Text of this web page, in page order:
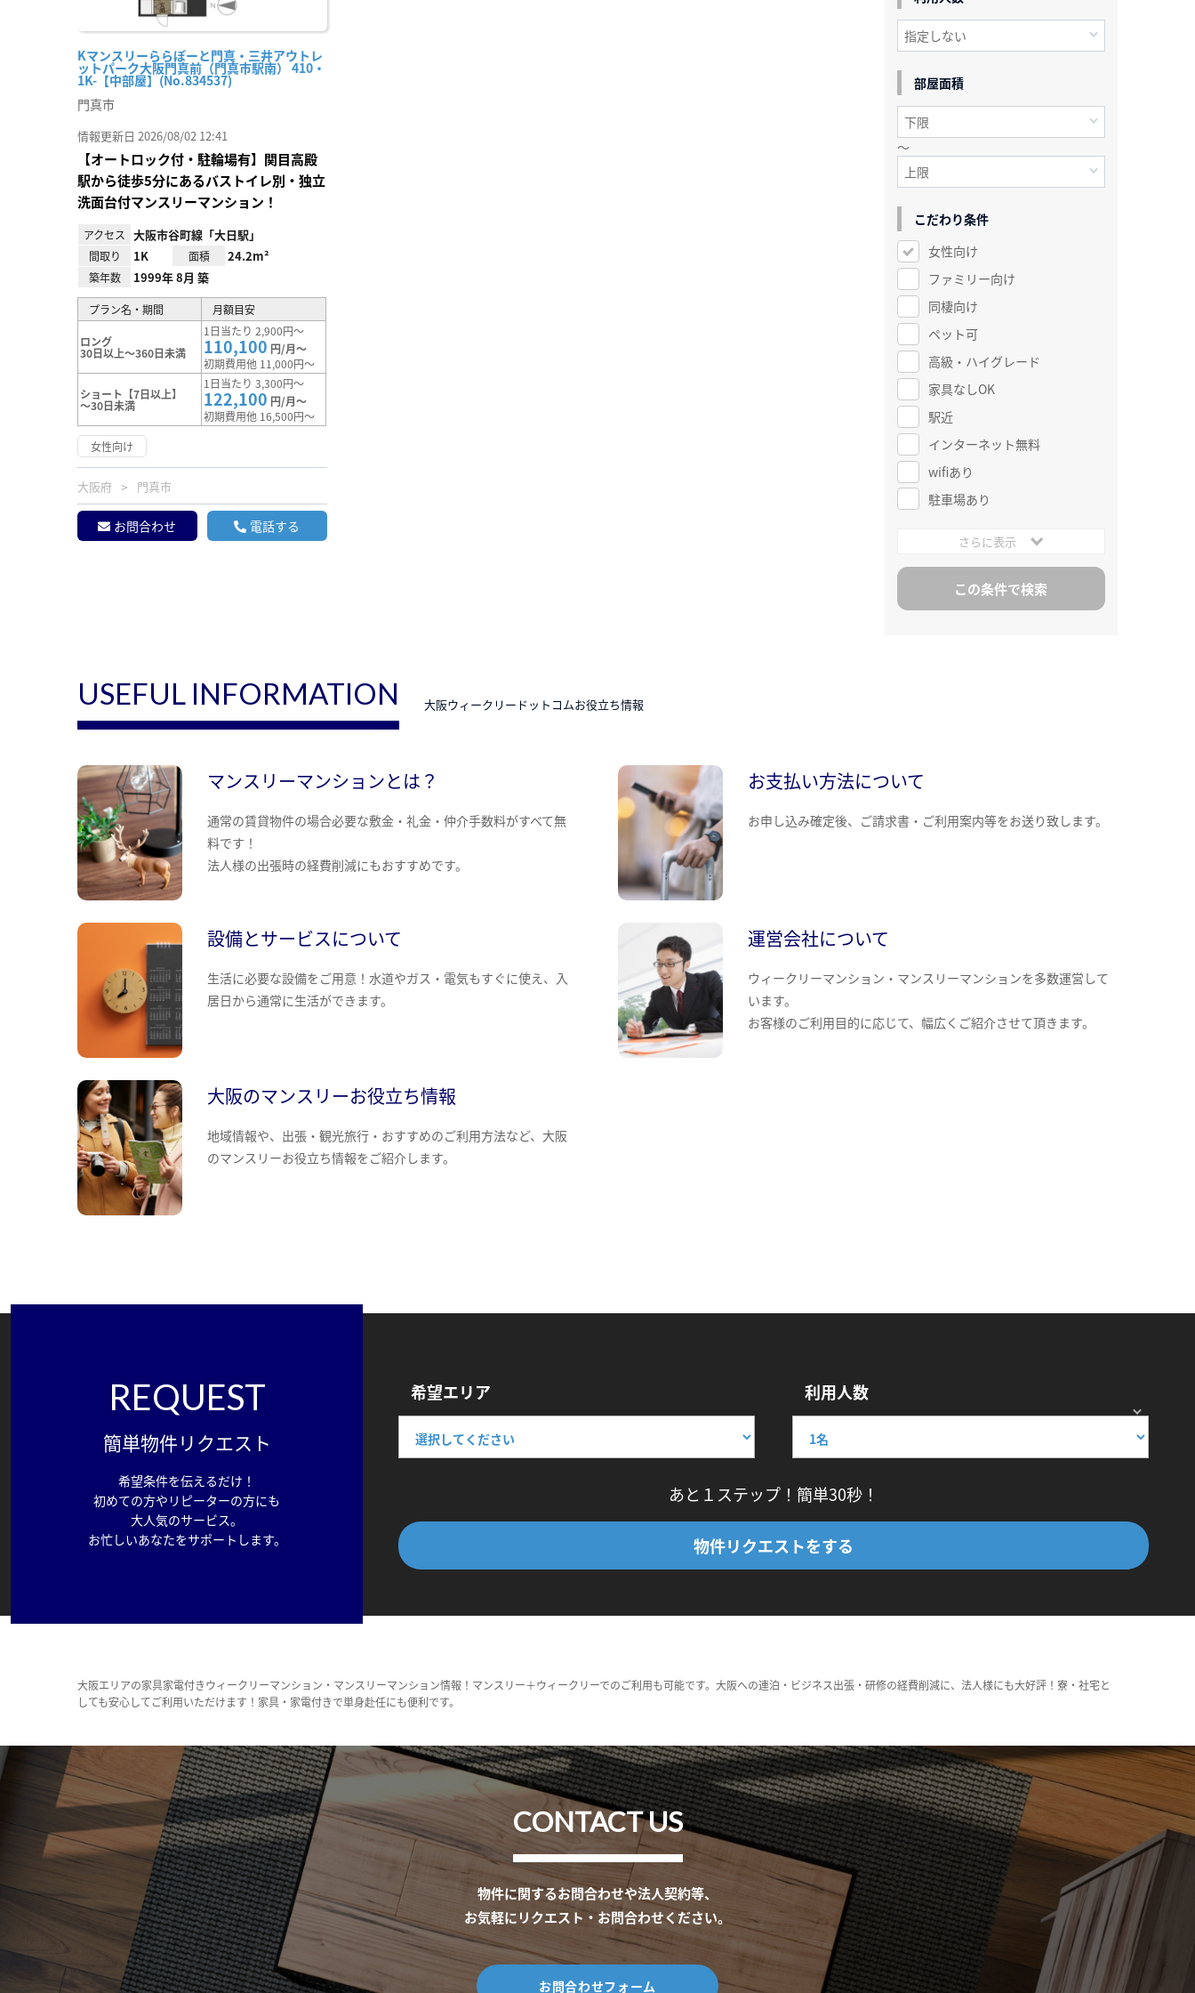
Kマンスリーららぽーと門真・三井アウトレ
ットパーク大阪門真前（門真市駅南） 410・
1K-【中部屋】(No.834537)
門真市
情報更新日 2026/08/02 12:41
【オートロック付・駐輪場有】関目高殿
駅から徒歩5分にあるバストイレ別・独立
洗面台付マンスリーマンション！
アクセス 大阪市谷町線「大日駅」
間取り 1K 面積 24.2m²
築年数 1999年 8月 築
プラン名・期間 月額目安
ロング
30日以上～360日未満
1日当たり 2,900円～
110,100 円/月～
初期費用他 11,000円～
ショート【7日以上】
～30日未満
1日当たり 3,300円～
122,100 円/月～
初期費用他 16,500円～
女性向け
大阪府 門真市
お問合わせ 電話する
部屋面積
～
こだわり条件
女性向け
ファミリー向け
同棲向け
ペット可
高級・ハイグレード
家具なしOK
駅近
インターネット無料
wifiあり
駐車場あり
さらに表示
USEFUL INFORMATION 大阪ウィークリードットコムお役立ち情報
マンスリーマンションとは？
通常の賃貸物件の場合必要な敷金・礼金・仲介手数料がすべて無
料です！
法人様の出張時の経費削減にもおすすめです。
お支払い方法について
お申し込み確定後、ご請求書・ご利用案内等をお送り致します。
設備とサービスについて
生活に必要な設備をご用意！水道やガス・電気もすぐに使え、入
居日から通常に生活ができます。
運営会社について
ウィークリーマンション・マンスリーマンションを多数運営して
います。
お客様のご利用目的に応じて、幅広くご紹介させて頂きます。
大阪のマンスリーお役立ち情報
地域情報や、出張・観光旅行・おすすめのご利用方法など、大阪
のマンスリーお役立ち情報をご紹介します。
REQUEST
簡単物件リクエスト
希望条件を伝えるだけ！
初めての方やリピーターの方にも
大人気のサービス。
お忙しいあなたをサポートします。
希望エリア 利用人数
あと１ステップ！簡単30秒！
物件リクエストをする
大阪エリアの家具家電付きウィークリーマンション・マンスリーマンション情報！マンスリー＋ウィークリーでのご利用も可能です。大阪への連泊・ビジネス出張・研修の経費削減に、法人様にも大好評！寮・社宅と
しても安心してご利用いただけます！家具・家電付きで単身赴任にも便利です。
CONTACT US
物件に関するお問合わせや法人契約等、
お気軽にリクエスト・お問合わせください。
お問合わせフォーム